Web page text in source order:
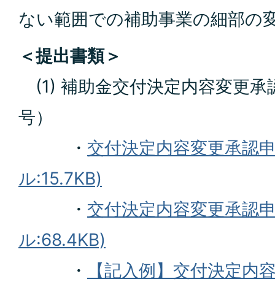
ない範囲での補助事業の細部の
＜提出書類＞
(1) 補助金交付決定内容変更承
号）
・ 交付決定内容変更承認
ル:15.7KB)
・ 交付決定内容変更承認
ル:68.4KB)
・
【記入例】交付決定内